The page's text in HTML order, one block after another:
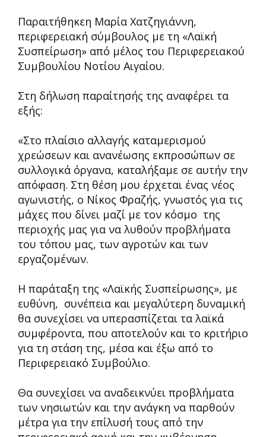
Παραιτήθηκεη Μαρία Χατζηγιάννη,
περιφερειακή σύμβουλος με τη «Λαϊκή
Συσπείρωση» από μέλος του Περιφερειακού
Συμβουλίου Νοτίου Αιγαίου.
Στη δήλωση παραίτησής της αναφέρει τα
εξής:
«Στο πλαίσιο αλλαγής καταμερισμού
χρεώσεων και ανανέωσης εκπροσώπων σε
συλλογικά όργανα, καταλήξαμε σε αυτήν την
απόφαση. Στη θέση μου έρχεται ένας νέος
αγωνιστής, ο Νίκος Φραζής, γνωστός για τις
μάχες που δίνει μαζί με τον κόσμο της
περιοχής μας για να λυθούν προβλήματα
του τόπου μας, των αγροτών και των
εργαζομένων.
Η παράταξη της «Λαϊκής Συσπείρωσης», με
ευθύνη, συνέπεια και μεγαλύτερη δυναμική
θα συνεχίσει να υπερασπίζεται τα λαϊκά
συμφέροντα, που αποτελούν και το κριτήριο
για τη στάση της, μέσα και έξω από το
Περιφερειακό Συμβούλιο.
Θα συνεχίσει να αναδεικνύει προβλήματα
των νησιωτών και την ανάγκη να παρθούν
μέτρα για την επίλυσή τους από την